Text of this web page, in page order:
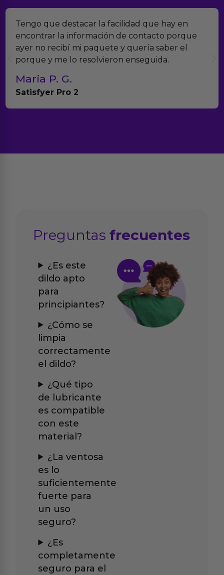
Tengo que destacar la facilidad que hay en
encontrar la información de contacto porque
ayer no recibí mi paquete y quería saber el
porque y me lo resolvieron enseguida.
Maria P. G.
Satisfyer Pro 2
Preguntasfrecuentes
¿Es este
dildo apto
para
principiantes?
¿Cómo se
limpia
correctamente
el dildo?
¿Qué tipo
de lubricante
es compatible
con este
material?
¿La ventosa
es lo
suficientemente
fuerte para
un uso
seguro?
¿Es
completamente
seguro para el